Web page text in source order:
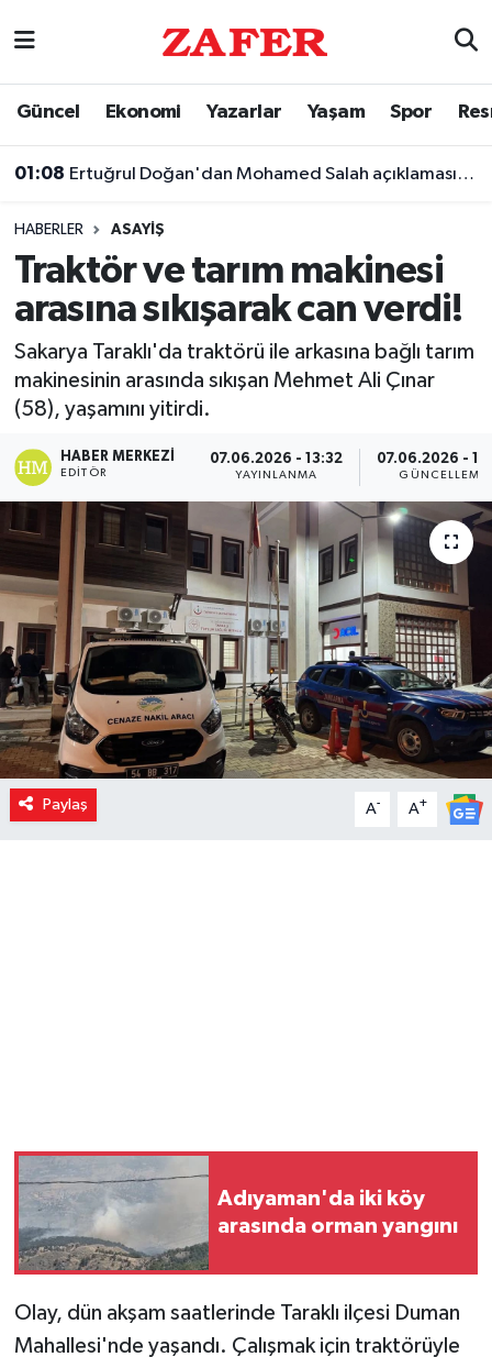
Güncel Ekonomi Yazarlar Yaşam Spor
01:08 Ertuğrul Doğan'dan Mohamed Salah açıklaması: "Parayla değil, Trabzon sevgisiyle geldi"
HABERLER ASAYIŞ
Traktör ve tarım makinesi
arasına sıkışarak can verdi!
Sakarya Taraklı'da traktörü ile arkasına bağlı tarım
makinesinin arasında sıkışan Mehmet Ali Çınar
(58), yaşamını yitirdi.
HABER MERKEZI
EDITÖR
07.06.2026 - 13:32
YAYINLANMA
07.06.2026 -
GÜNCELLEME
Paylaş A- A+
Adıyaman'da iki köy
arasında orman yangını
Olay, dün akşam saatlerinde Taraklı ilçesi Duman
Mahallesi'nde yaşandı. Çalışmak için traktörüyle
Nöbetçi Eczaneler
Trafik Durumu
Süper Lig Puan Durumu ve Fikstür
Tüm Manşetler
Son Dakika Haberleri
Haber Arşivi